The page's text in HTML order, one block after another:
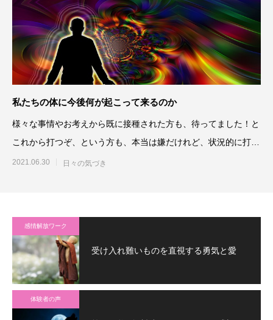
私たちの体に今後何が起こって来るのか
様々な事情やお考えから既に接種された方も、待ってました！と
これから打つぞ、という方も、本当は嫌だけれど、状況的に打た
ざるを得ないという方もあ
2021.06.30 日々の気づき
感情解放ワーク
受け入れ難いものを直視する勇気と愛
体験者の声